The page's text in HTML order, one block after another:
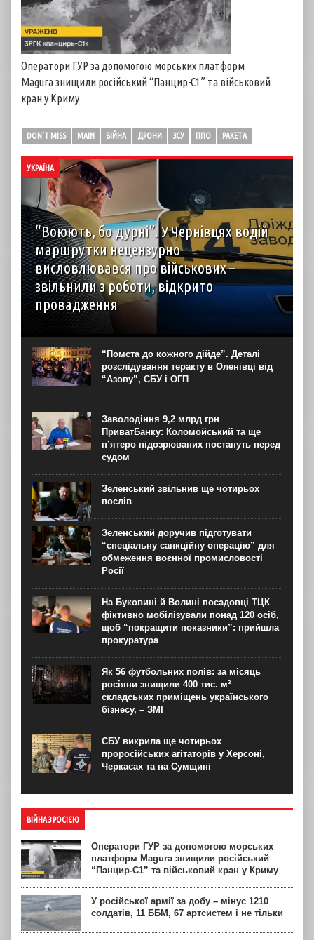
Оператори ГУР за допомогою морських платформ
Magura знищили російський “Панцир-С1” та військовий
кран у Криму
DON'T MISS MAIN ВІЙНА ДРОНИ ЗСУ ППО РАКЕТА
УКРАЇНА
“Воюють, бо дурні”. У Чернівцях водій
маршрутки нецензурно
висловлювався про військових –
звільнили з роботи, відкрито
провадження
Це сталося через конфлікт із пасажирами, під час якого
чоловік, зокрема, нецензурно висловлювався про
військових. Правоохоронці розпочали кримінальне
провадження за фактом...
“Помста до кожного дійде”. Деталі
розслідування теракту в Оленівці від
“Азову”, СБУ і ОГП
Заволодіння 9,2 млрд грн
ПриватБанку: Коломойський та ще
п’ятеро підозрюваних постануть перед
судом
Зеленський звільнив ще чотирьох
послів
Зеленський доручив підготувати
“спеціальну санкційну операцію” для
обмеження воєнної промисловості
Росії
На Буковині й Волині посадовці ТЦК
фіктивно мобілізували понад 120 осіб,
щоб “покращити показники”: прийшла
прокуратура
Як 56 футбольних полів: за місяць
росіяни знищили 400 тис. м²
складських приміщень українського
бізнесу, – ЗМІ
СБУ викрила ще чотирьох
проросійських агітаторів у Херсоні,
Черкасах та на Сумщині
ВІЙНА З РОСІЄЮ
Оператори ГУР за допомогою морських
платформ Magura знищили російський
“Панцир-С1” та військовий кран у Криму
У російської армії за добу – мінус 1210
солдатів, 11 ББМ, 67 артсистем і не тільки